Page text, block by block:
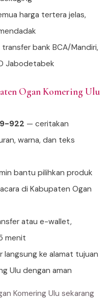
harga tertera jelas,
bank BCA/Mandiri,
Jabodetabek
Ogan Komering Ulu
922 — ceritakan
warna, dan teks
bantu pilihkan produk
di Kabupaten Ogan
atau e-wallet,
menit
langsung ke alamat tujuan
Ulu dengan aman
Komering Ulu sekarang